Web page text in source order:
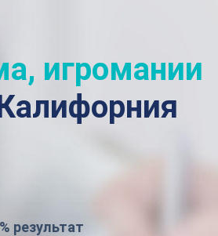
игромании
результат